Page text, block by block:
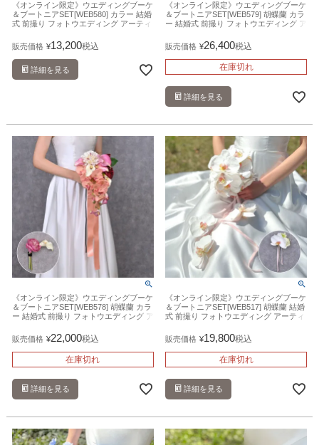
《オンライン限定》ウエディングブーケ
＆ブートニアSET[WEB580] カラー 結婚
式 前撮り フォトウエディング アーティ
販売価格 ¥13,200税込
詳細を見る
《オンライン限定》ウエディングブーケ
＆ブートニアSET[WEB579] 胡蝶蘭 カラ
ー 結婚式 前撮り フォトウエディング ア
販売価格 ¥26,400税込
在庫切れ
詳細を見る
《オンライン限定》ウエディングブーケ
＆ブートニアSET[WEB578] 胡蝶蘭 カラ
ー 結婚式 前撮り フォトウエディング ア
販売価格 ¥22,000税込
在庫切れ
詳細を見る
《オンライン限定》ウエディングブーケ
＆ブートニアSET[WEB517] 胡蝶蘭 結婚
式 前撮り フォトウエディング アーティ
販売価格 ¥19,800税込
在庫切れ
詳細を見る